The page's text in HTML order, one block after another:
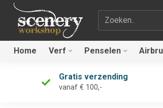
Zoekterm
Home Verf Penselen
Gratis verzending
vanaf € 100,-